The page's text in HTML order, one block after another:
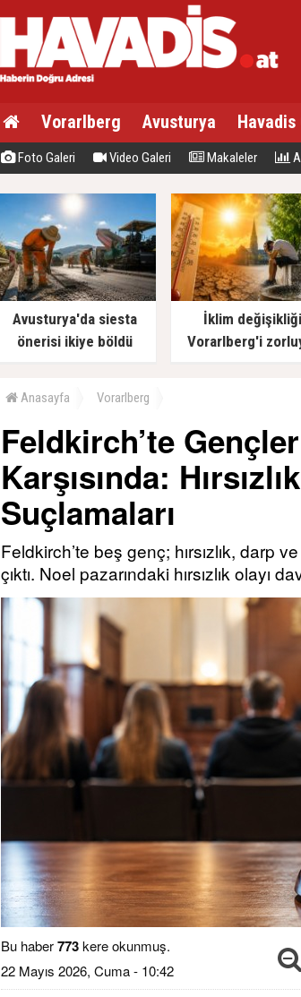
Vorarlberg Avusturya Havadis
Foto Galeri Video Galeri Makaleler
Avusturya'da siesta
önerisi ikiye böldü
İklim değişikliği
Vorarlberg'i
Anasayfa Vorarlberg
Feldkirch’te
Karşısında:
Suçlamaları
Feldkirch’te beş genç; hırsızlık, darp
çıktı. Noel pazarındaki hırsızlık olayı
Bu haber773kere okunmuş.
22 Mayıs 2026, Cuma - 10:42